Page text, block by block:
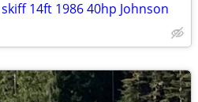
14ft 1986 40hp Johnson